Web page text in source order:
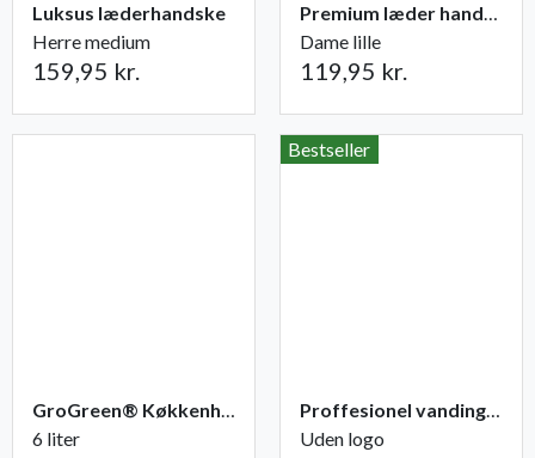
Luksus læderhandske
Herre medium
159,95 kr.
Premium læder handske Flutter
Dame lille
119,95 kr.
GroGreen® Køkkenhave NPK 6-2-6 + 2% Mg
6 liter
Bestseller
Proffesionel vandingspose 100 liter
Uden logo